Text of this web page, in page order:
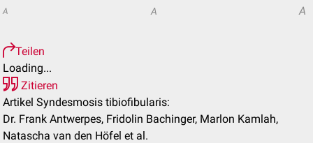
A A A
Teilen
Loading...
Zitieren
Artikel Syndesmosis tibiofibularis:
Dr. Frank Antwerpes, Fridolin Bachinger, Marlon Kamlah,
Natascha van den Höfel et al.